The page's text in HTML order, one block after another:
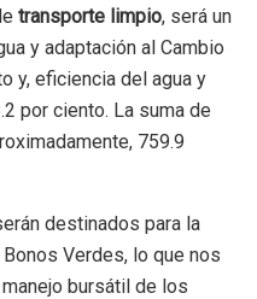
transporte limpio, será un
y adaptación al Cambio
y, eficiencia del agua y
por ciento. La suma de
759.9
destinados para la
Verdes, lo que nos
bursátil de los